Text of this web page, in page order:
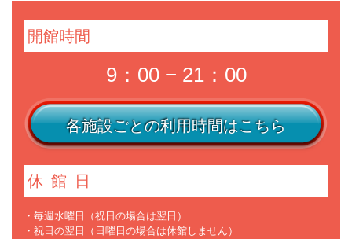
開館時間
9：00 − 21：00
各施設ごとの利用時間はこちら
休館日
・毎週水曜日（祝日の場合は翌日）
・祝日の翌日（日曜日の場合は休館しません）